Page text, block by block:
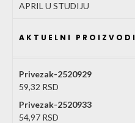
APRIL U STUDIJU
AKTUELNI PROIZVODI
Privezak-2520929
59,32 RSD
Privezak-2520933
54,97 RSD